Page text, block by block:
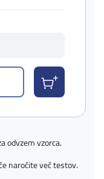
odvzem vzorca.
naročite več testov.